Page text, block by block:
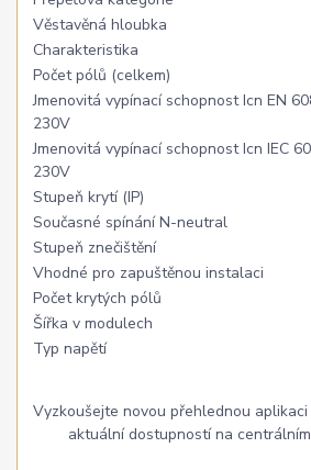
Věstavěná hloubka
Charakteristika
Počet pólů (celkem)
Jmenovitá vypínací schopnost Icn EN
230V
Jmenovitá vypínací schopnost Icn IEC
230V
Stupeň krytí (IP)
Současné spínání N-neutral
Stupeň znečištění
Vhodné pro zapuštěnou instalaci
Počet krytých pólů
Šířka v modulech
Typ napětí
Vyzkoušejte novou přehlednou aplikaci
aktuální dostupností na